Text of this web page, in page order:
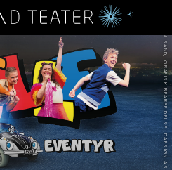
FOTO: ILLUSTRASJON: KURT ALLAN SAND, GRAFISK BEARBEIDELSE: DAESIGN AS